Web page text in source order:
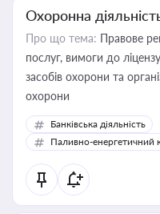
Охоронна
Про що тема: Правове
послуг, вимоги до
засобів охорони та
охорони
Банківська діяльність
Паливно-енергетичний